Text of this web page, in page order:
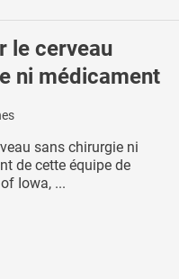
le cerveau
ni médicament
sans chirurgie ni
de cette équipe de
Iowa, ...